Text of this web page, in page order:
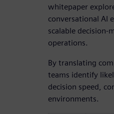
whitepaper
conversational AI
scalable
operations.
By translating
teams identify
decision speed,
environments.